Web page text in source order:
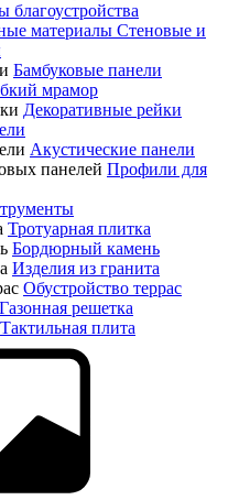
благоустройства
Стеновые и
Бамбуковые панели
мрамор
Декоративные рейки
Акустические панели
Профили для
Тротуарная плитка
Бордюрный камень
Изделия из гранита
Обустройство террас
Газонная решетка
Тактильная плита